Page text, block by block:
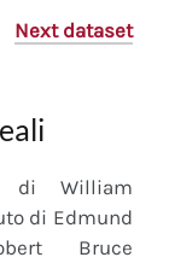
Next dataset
di William
di Edmund
Bruce